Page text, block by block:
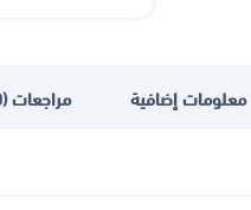
معلومات إضافية مراجعات (0)